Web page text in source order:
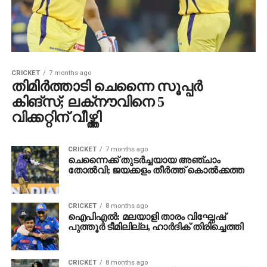
CRICKET 7 months ago
തിമിര്‍ത്താടി ചെന്നൈ സൂപ്പര്‍
കിങ്‌സ്; ലക്‌നൗവിനെ 5
വിക്കറ്റിന് വീഴ്ത്തി
CRICKET 7 months ago
ചെന്നൈക്ക് തുടര്‍ച്ചയായ അഞ്ചാം
തോല്‍വി; ജയക്കളം തീര്‍ത്ത് കൊല്‍ക്കത്ത
CRICKET 8 months ago
ഐപിഎല്‍: മലയാളി താരം വിഘ്നേഷ്
പുത്തൂർ ടീമിലില്ല, ഹാർദിക് തിരിച്ചെത്തി
CRICKET 8 months ago